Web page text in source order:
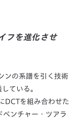
フを進化させ
ンの系譜を引く技術
ている。
DCTを組み合わせた
ベンチャー・ツアラ